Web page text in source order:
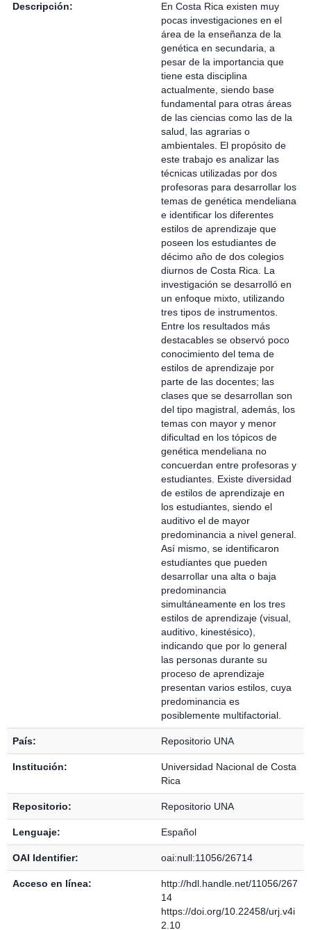
Descripción:
En Costa Rica existen muy
pocas investigaciones en el
área de la enseñanza de la
genética en secundaria, a
pesar de la importancia que
tiene esta disciplina
actualmente, siendo base
fundamental para otras áreas
de las ciencias como las de la
salud, las agrarias o
ambientales. El propósito de
este trabajo es analizar las
técnicas utilizadas por dos
profesoras para desarrollar los
temas de genética mendeliana
e identificar los diferentes
estilos de aprendizaje que
poseen los estudiantes de
décimo año de dos colegios
diurnos de Costa Rica. La
investigación se desarrolló en
un enfoque mixto, utilizando
tres tipos de instrumentos.
Entre los resultados más
destacables se observó poco
conocimiento del tema de
estilos de aprendizaje por
parte de las docentes; las
clases que se desarrollan son
del tipo magistral, además, los
temas con mayor y menor
dificultad en los tópicos de
genética mendeliana no
concuerdan entre profesoras y
estudiantes. Existe diversidad
de estilos de aprendizaje en
los estudiantes, siendo el
auditivo el de mayor
predominancia a nivel general.
Así mismo, se identificaron
estudiantes que pueden
desarrollar una alta o baja
predominancia
simultáneamente en los tres
estilos de aprendizaje (visual,
auditivo, kinestésico),
indicando que por lo general
las personas durante su
proceso de aprendizaje
presentan varios estilos, cuya
predominancia es
posiblemente multifactorial.
País: Repositorio UNA
Institución:
Universidad Nacional de Costa
Rica
Repositorio: Repositorio UNA
Lenguaje: Español
OAI Identifier: oai:null:11056/26714
Acceso en línea:
http://hdl.handle.net/11056/267
14
https://doi.org/10.22458/urj.v4i
2.10